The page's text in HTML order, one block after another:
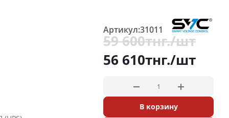
Артикул:31011
59 600тнг./шт
56 610тнг./шт
В корзину